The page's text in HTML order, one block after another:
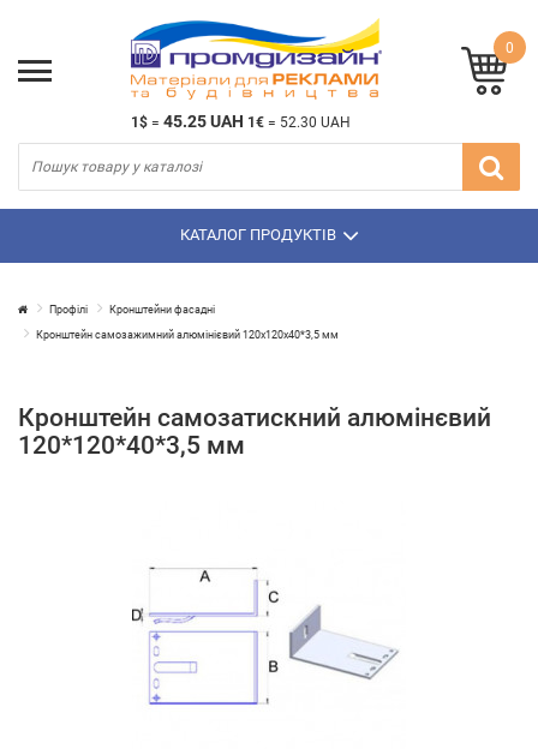
1$ = 45.25 UAH 1€ = 52.30 UAH
0
КАТАЛОГ ПРОДУКТІВ
Профілі Кронштейни фасадні
Кронштейн самозажимний алюмінієвий 120х120х40*3,5 мм
Кронштейн самозатискний алюмінєвий
120*120*40*3,5 мм